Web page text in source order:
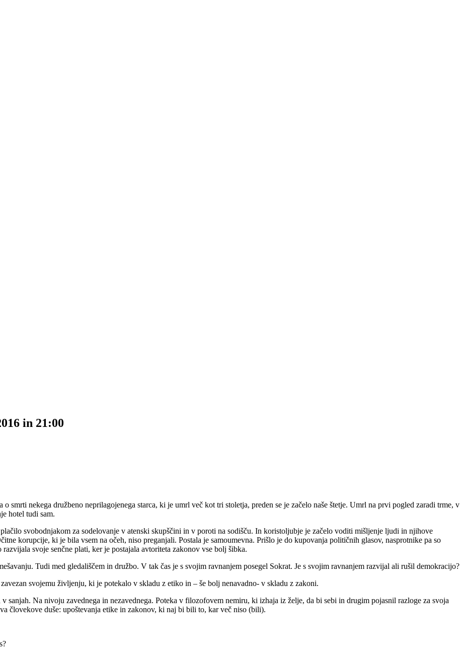
in 21:00
smrti nekega družbeno neprilagojenega starca, ki je umrl več kot tri stoletja, preden se je začelo naše štetje. Umrl na prvi pogled zaradi trme, v
hotel tudi sam.
svobodnjakom za sodelovanje v atenski skupščini in v poroti na sodišču. In koristoljubje je začelo voditi mišljenje ljudi in njihove
korupcije, ki je bila vsem na očeh, niso preganjali. Postala je samoumevna. Prišlo je do kupovanja političnih glasov, nasprotnike pa so
svoje senčne plati, ker je postajala avtoriteta zakonov vse bolj šibka.
Tudi med gledališčem in družbo. V tak čas je s svojim ravnanjem posegel Sokrat. Je s svojim ravnanjem razvijal ali rušil demokracijo?
svojemu življenju, ki je potekalo v skladu z etiko in – še bolj nenavadno- v skladu z zakoni.
sanjah. Na nivoju zavednega in nezavednega. Poteka v filozofovem nemiru, ki izhaja iz želje, da bi sebi in drugim pojasnil razloge za svoja
človekove duše: upoštevanja etike in zakonov, ki naj bi bili to, kar več niso (bili).